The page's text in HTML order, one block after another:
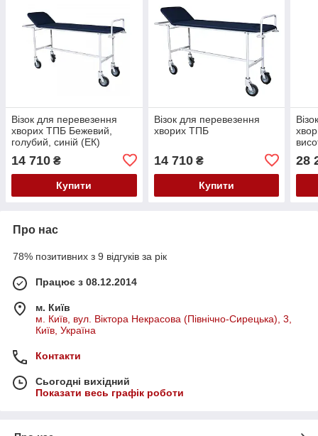
Візок для перевезення
хворих ТПБ Бежевий,
голубий, синій (ЕК)
14 710 ₴
Купити
Візок для перевезення
хворих ТПБ
14 710₴
Купити
(ЕК)
28
Про нас
78% позитивних з 9 відгуків за рік
Працює з 08.12.2014
м. Київ
м. Київ, вул. Віктора Некрасова (Північно-Сирецька), 3,
Київ, Україна
Контакти
Сьогодні вихідний
Показати весь графік роботи